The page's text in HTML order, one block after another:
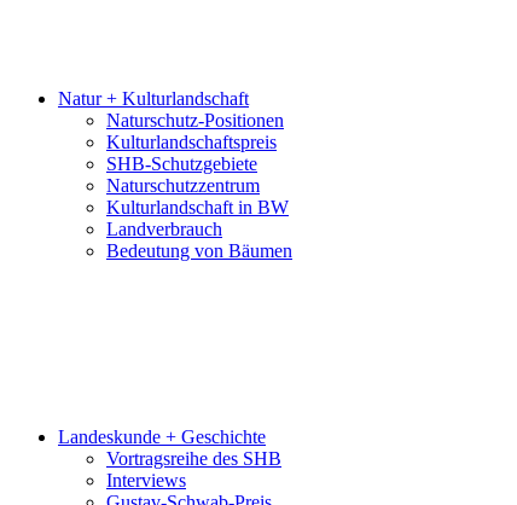
Natur + Kulturlandschaft
Naturschutz-Positionen
Kulturlandschaftspreis
SHB-Schutzgebiete
Naturschutzzentrum
Kulturlandschaft in BW
Landverbrauch
Bedeutung von Bäumen
Landeskunde + Geschichte
Vortragsreihe des SHB
Interviews